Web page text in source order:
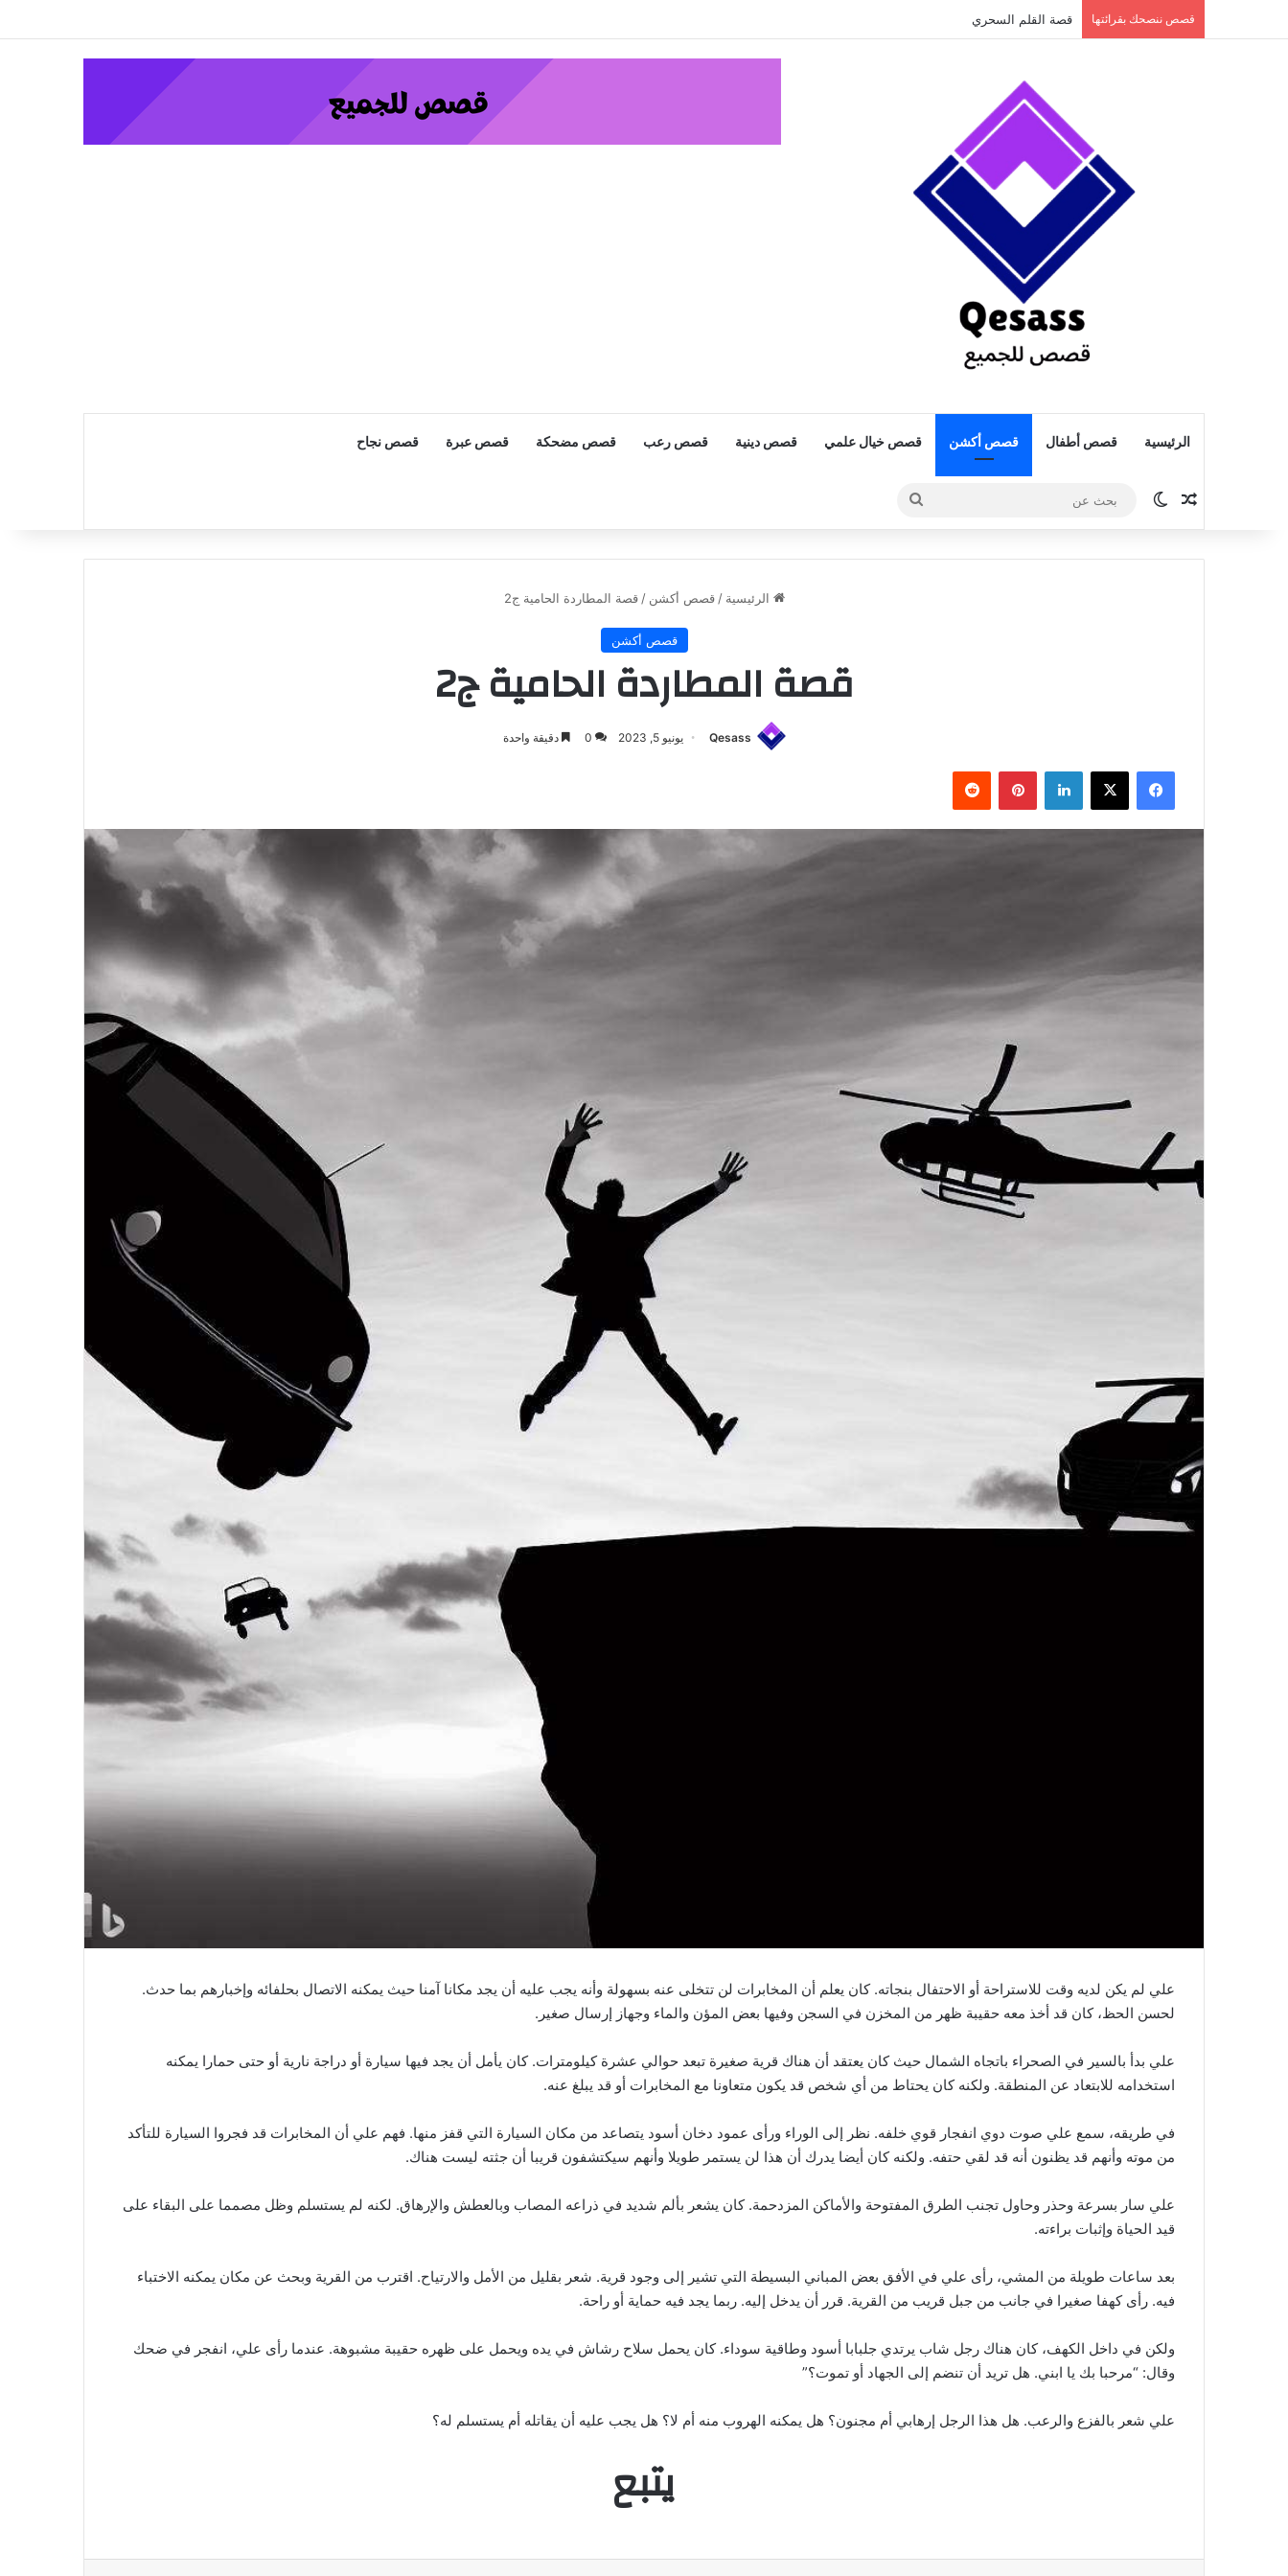
قصص ننصحك بقرائتها قصة الطفل الذي عاد من النار ج3
الرئيسية قصص أطفال قصص أكشن قصص خيال علمي قصص دينية قصص رعب قصص مضحكة قصص عبرة قصص نجاح
مقال عشوائي
الوضع المظلم
بحث
عن
الرئيسية / قصص أكشن / قصة المطاردة الحامية ج2
قصص أكشن
قصة المطاردة الحامية ج2
Qesass يونيو 5, 2023 0 دقيقة واحدة
فيسبوك ‫X لينكدإن بينتيريست
علي لم يكن لديه وقت للاستراحة أو الاحتفال بنجاته. كان يعلم أن المخابرات لن تتخلى عنه بسهولة وأنه يجب عليه أن يجد مكانا آمنا حيث يمكنه الاتصال بحلفائه وإخبارهم بما حدث.
لحسن الحظ، كان قد أخذ معه حقيبة ظهر من المخزن في السجن وفيها بعض المؤن والماء وجهاز إرسال صغير.
علي بدأ بالسير في الصحراء باتجاه الشمال حيث كان يعتقد أن هناك قرية صغيرة تبعد حوالي عشرة كيلومترات. كان يأمل أن يجد فيها سيارة أو دراجة نارية أو حتى حمارا يمكنه
استخدامه للابتعاد عن المنطقة. ولكنه كان يحتاط من أي شخص قد يكون متعاونا مع المخابرات أو قد يبلغ عنه.
في طريقه، سمع علي صوت دوي انفجار قوي خلفه. نظر إلى الوراء ورأى عمود دخان أسود يتصاعد من مكان السيارة التي قفز منها. فهم علي أن المخابرات قد فجروا السيارة للتأكد
من موته وأنهم قد يظنون أنه قد لقي حتفه. ولكنه كان أيضا يدرك أن هذا لن يستمر طويلا وأنهم سيكتشفون قريبا أن جثته ليست هناك.
علي سار بسرعة وحذر وحاول تجنب الطرق المفتوحة والأماكن المزدحمة. كان يشعر بألم شديد في ذراعه المصاب وبالعطش والإرهاق. لكنه لم يستسلم وظل مصمما على البقاء على
قيد الحياة وإثبات براءته.
بعد ساعات طويلة من المشي، رأى علي في الأفق بعض المباني البسيطة التي تشير إلى وجود قرية. شعر بقليل من الأمل والارتياح. اقترب من القرية وبحث عن مكان يمكنه الاختباء
فيه. رأى كهفا صغيرا في جانب من جبل قريب من القرية. قرر أن يدخل إليه. ربما يجد فيه حماية أو راحة.
ولكن في داخل الكهف، كان هناك رجل شاب يرتدي جلبابا أسود وطاقية سوداء. كان يحمل سلاح رشاش في يده ويحمل على ظهره حقيبة مشبوهة. عندما رأى علي، انفجر في ضحك
وقال: “مرحبا بك يا ابني. هل تريد أن تنضم إلى الجهاد أو تموت؟”
علي شعر بالفزع والرعب. هل هذا الرجل إرهابي أم مجنون؟ هل يمكنه الهروب منه أم لا؟ هل يجب عليه أن يقاتله أم يستسلم له؟
يتبع